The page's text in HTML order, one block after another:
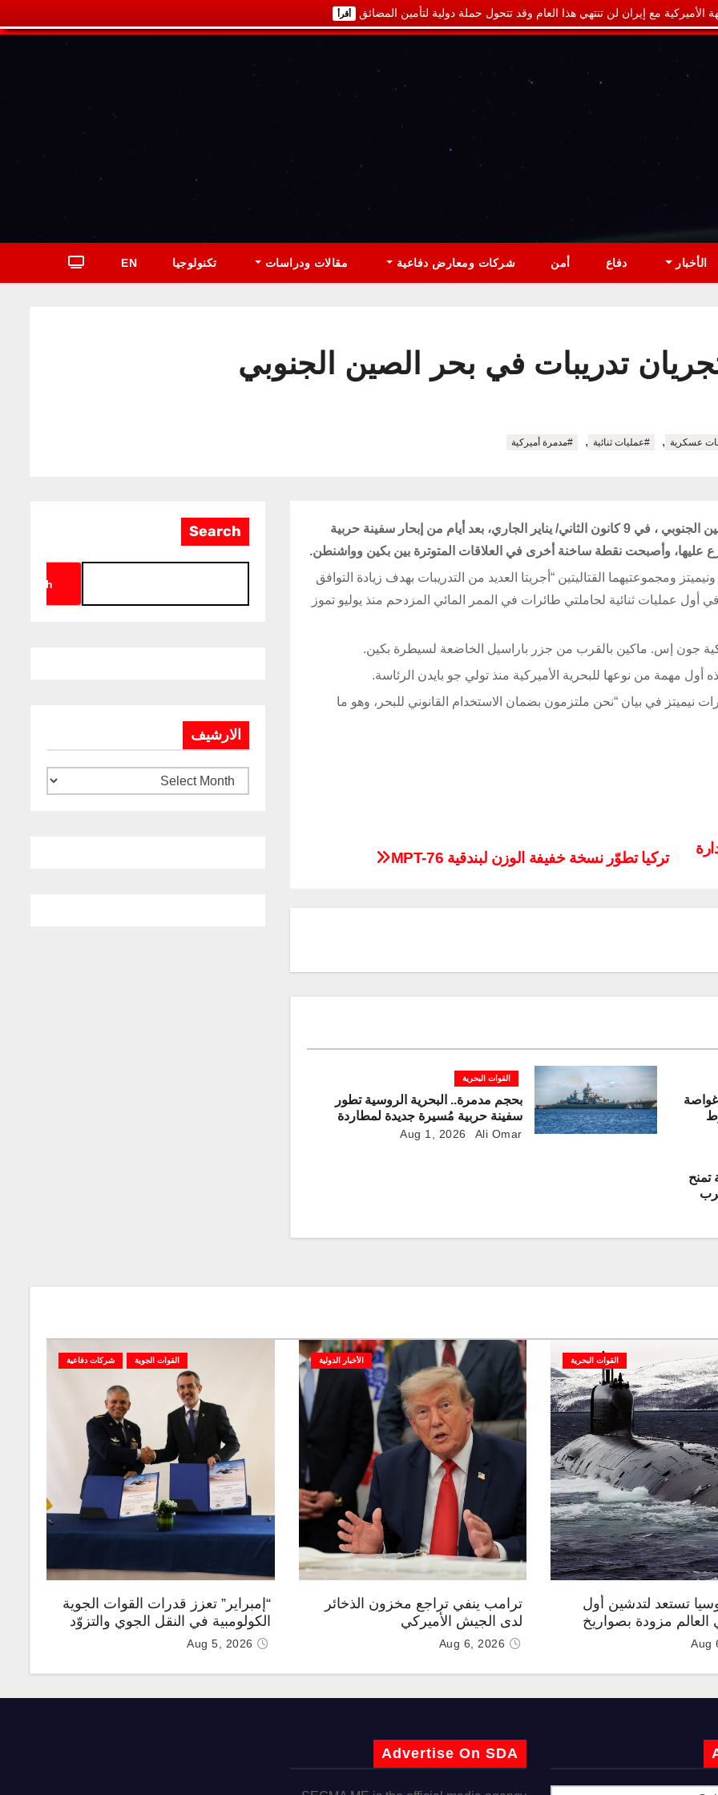
الأميركية مع إيران لن تنتهي هذا العام وقد تتحول حملة دولية لتأمين المضائق أقرأ
الأخبار دفاع أمن شركات ومعارض دفاعية مقالات ودراسات تكنولوجيا EN
تدريبات في بحر الصين الجنوبي
عسكرية , #عمليات ثنائية , #مدمرة أميركية
أجرت حاملتا طائرات أميركيتان تدريبات مشتركة في بحر الصين الجنوبي ، في 9 كانون الثاني/ يناير الجاري، بعد أيام من إبحار سفينة حربية
عليها، وأصبحت نقطة ساخنة أخرى في العلاقات المتوترة بين بكين وواشنطن.
ومجموعتيهما القتاليتين “أجريتا العديد من التدريبات بهدف زيادة التوافق
أول عمليات ثنائية لحاملتي طائرات في الممر المائي المزدحم منذ يوليو تموز
جون إس. ماكين بالقرب من جزر باراسيل الخاضعة لسيطرة بكين.
مهمة من نوعها للبحرية الأميركية منذ تولي جو بايدن الرئاسة.
نيميتز في بيان “نحن ملتزمون بضمان الاستخدام القانوني للبحر، وهو ما
تركيا تطوّر نسخة خفيفة الوزن لبندقية MPT-76
صفقة صواريخ إس 400 لإدارة
القوات البحرية
بحجم مدمرة.. البحرية الروسية تطور
سفينة حربية مُسيرة جديدة لمطاردة
الغواصات
Aug 1, 2026 Ali Omar
تمنح
من
Search
Search
الارشيف
القوات البحرية
تستعد لتدشين أول
مزودة بصواريخ
Aug
الأخبار الدولية
ترامب ينفي تراجع مخزون الذخائر
لدى الجيش الأميركي
Aug 6, 2026
القوات الجوية شركات دفاعية
“إمبراير” تعزز قدرات القوات الجوية
الكولومبية في النقل الجوي والتزوّد
بالوقود جوًا من خلال تزويدها بطائرتي
Aug 5, 2026
Advertise On SDA